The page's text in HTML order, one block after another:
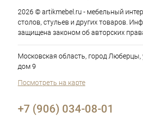
2026 © artikmebel.ru - мебельный
столов, стульев и других товаров.
защищена законом об авторских
Московская область, город Люберцы,
дом 9
Посмотреть на карте
+7 (906) 034-08-01